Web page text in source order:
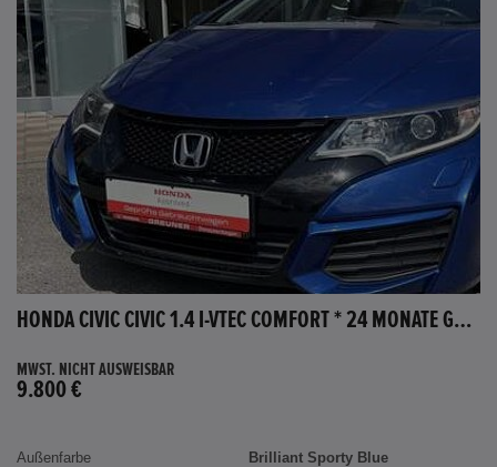
HONDA CIVIC CIVIC 1.4 I-VTEC COMFORT * 24 MONATE GARANTIE *
MWST. NICHT AUSWEISBAR
9.800 €
Außenfarbe
Brilliant Sporty Blue